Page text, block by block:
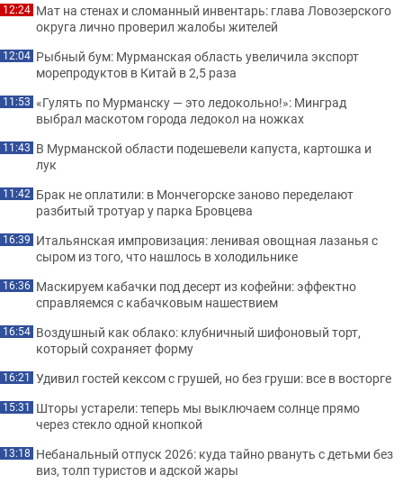
12:24 Мат на стенах и сломанный инвентарь: глава Ловозерского
округа лично проверил жалобы жителей
12:04 Рыбный бум: Мурманская область увеличила экспорт
морепродуктов в Китай в 2,5 раза
11:53 «Гулять по Мурманску — это ледокольно!»: Минград
выбрал маскотом города ледокол на ножках
11:43 В Мурманской области подешевели капуста, картошка и
лук
11:42 Брак не оплатили: в Мончегорске заново переделают
разбитый тротуар у парка Бровцева
16:39 Итальянская импровизация: ленивая овощная лазанья с
сыром из того, что нашлось в холодильнике
16:36 Маскируем кабачки под десерт из кофейни: эффектно
справляемся с кабачковым нашествием
16:54 Воздушный как облако: клубничный шифоновый торт,
который сохраняет форму
16:21 Удивил гостей кексом с грушей, но без груши: все в восторге
15:31 Шторы устарели: теперь мы выключаем солнце прямо
через стекло одной кнопкой
13:18 Небанальный отпуск 2026: куда тайно рвануть с детьми без
виз, толп туристов и адской жары